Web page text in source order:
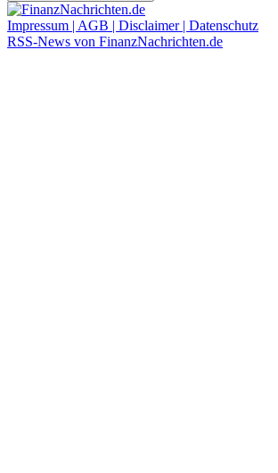
Impressum | AGB | Disclaimer | Datenschutz
RSS-News von FinanzNachrichten.de